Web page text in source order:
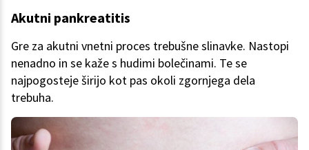
Akutni pankreatitis
Gre za akutni vnetni proces trebušne slinavke. Nastopi
nenadno in se kaže s hudimi bolečinami. Te se
najpogosteje širijo kot pas okoli zgornjega dela
trebuha.